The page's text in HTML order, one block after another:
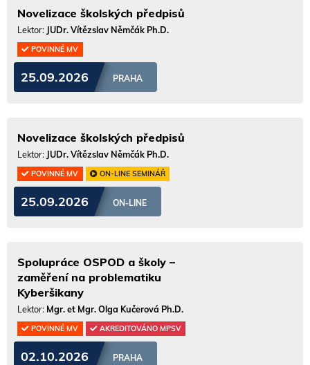
Novelizace školských předpisů
Lektor: JUDr. Vítězslav Němčák Ph.D.
POVINNÉ MV
25.09.2026 PRAHA
Novelizace školských předpisů
Lektor: JUDr. Vítězslav Němčák Ph.D.
POVINNÉ MV ON-LINE SEMINÁŘ
25.09.2026 ON-LINE
Spolupráce OSPOD a školy –
zaměření na problematiku
Kyberšikany
Lektor: Mgr. et Mgr. Olga Kučerová Ph.D.
POVINNÉ MV AKREDITOVÁNO MPSV
02.10.2026 PRAHA